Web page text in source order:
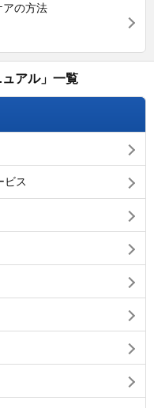
アの方法
ュアル」一覧
ビス